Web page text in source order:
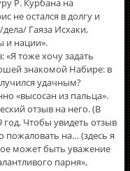
Р. Курбана на
не остался в долгу и
Гаяза Исхаки,
и нации».
«Я тоже хочу задать
знакомой Набире: в
удачным?
«высосан из пальца».
отзыв на него. (В
Чтобы увидеть отзыв
на… (здесь я
может быть уважение
парня»,